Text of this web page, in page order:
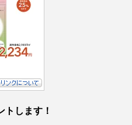
トします！